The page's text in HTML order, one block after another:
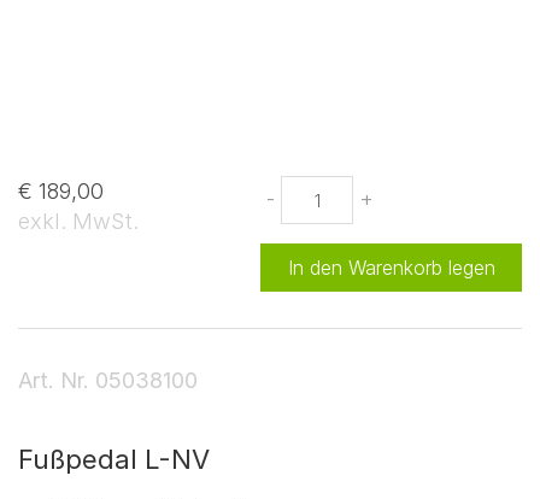
€ 189,00
exkl. MwSt.
- +
In den Warenkorb legen
Art. Nr. 05038100
Fußpedal L-NV